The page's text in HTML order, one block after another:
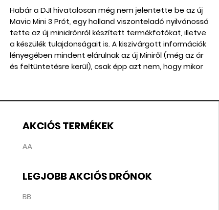
Habár a DJI hivatalosan még nem jelentette be az új
Mavic Mini 3 Prót, egy holland viszonteladó nyilvánossá
tette az új minidrónról készített termékfotókat, illetve
a készülék tulajdonságait is. A kiszivárgott információk
lényegében mindent elárulnak az új Miniről (még az ár
és feltüntetésre kerül), csak épp azt nem, hogy mikor
AKCIÓS TERMÉKEK
AA
LEGJOBB AKCIÓS DRÓNOK
BB